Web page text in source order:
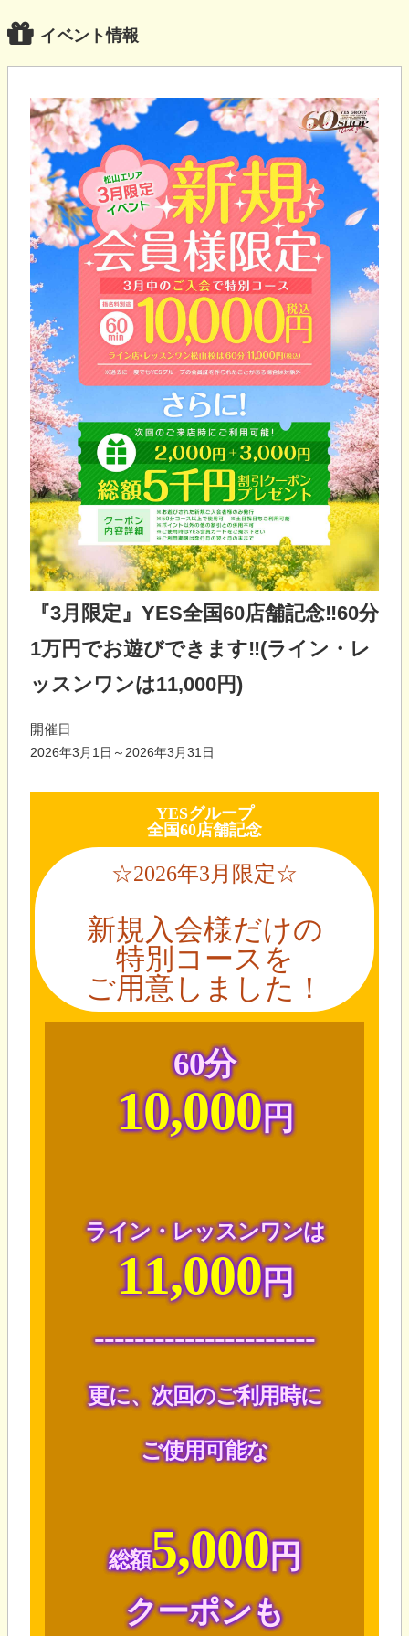
イベント情報
『3月限定』YES全国60店舗記念‼60分
1万円でお遊びできます‼(ライン・レ
ッスンワンは11,000円)
開催日
2026年3月1日～2026年3月31日
YESグループ
全国60店舗記念
☆2026年3月限定☆
新規入会様だけの
特別コースを
ご用意しました！
60分
10,000円
ライン・レッスンワンは
11,000円
----------------------
更に、次回のご利用時に
ご使用可能な
総額5,000円
クーポンも